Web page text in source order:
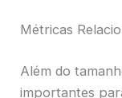
Métricas
Além do
importantes